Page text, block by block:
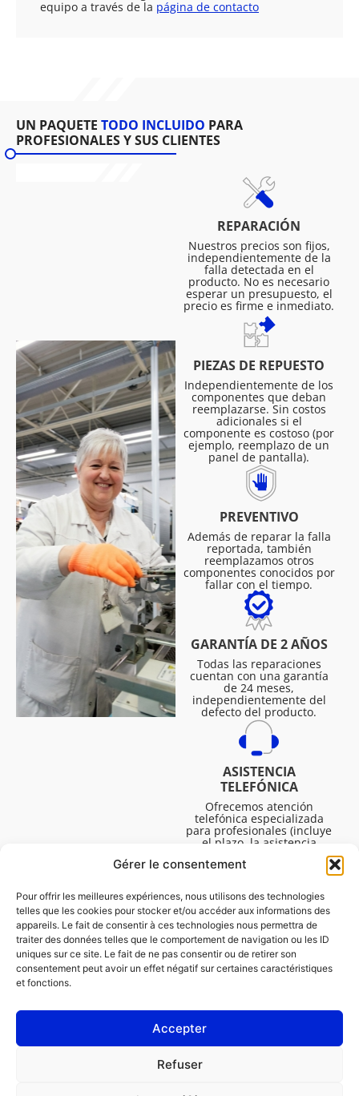
Gérer le consentement
Pour offrir les meilleures expériences, nous utilisons des technologies
telles que les cookies pour stocker et/ou accéder aux informations des
appareils. Le fait de consentir à ces technologies nous permettra de
traiter des données telles que le comportement de navigation ou les ID
uniques sur ce site. Le fait de ne pas consentir ou de retirer son
consentement peut avoir un effet négatif sur certaines caractéristiques
et fonctions.
Accepter
Refuser
equipo a través de la página de contacto
UN PAQUETE TODO INCLUIDO PARA
PROFESIONALES Y SUS CLIENTES
REPARACIÓN
Nuestros precios son fijos,
independientemente de la
falla detectada en el
producto. No es necesario
esperar un presupuesto, el
precio es firme e inmediato.
PIEZAS DE REPUESTO
Independientemente de los
componentes que deban
reemplazarse. Sin costos
adicionales si el
componente es costoso (por
ejemplo, reemplazo de un
panel de pantalla).
PREVENTIVO
Además de reparar la falla
reportada, también
reemplazamos otros
componentes conocidos por
fallar con el tiempo.
GARANTÍA DE 2 AÑOS
Todas las reparaciones
cuentan con una garantía
de 24 meses,
independientemente del
defecto del producto.
ASISTENCIA
TELEFÓNICA
Ofrecemos atención
telefónica especializada
para profesionales (incluye
el plazo, la asistencia
técnica, etc.). El horario es
de lunes a viernes de 08:30